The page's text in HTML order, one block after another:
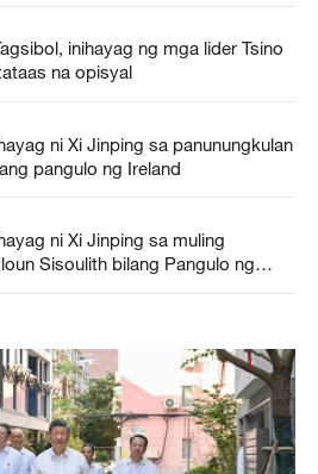
inihayag ng mga lider Tsino
na opisyal
ni Xi Jinping sa panunungkulan
pangulo ng Ireland
ni Xi Jinping sa muling
Sisoulith bilang Pangulo ng